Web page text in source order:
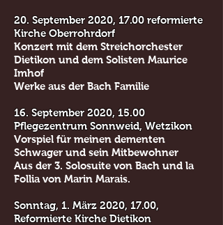
20. September 2020, 17.00 reformierte
Kirche Oberrohrdorf
Konzert mit dem Streichorchester
Dietikon und dem Solisten Maurice
Imhof
Werke aus der Bach Familie
16. September 2020, 15.00
Pflegezentrum Sonnweid, Wetzikon
Vorspiel für meinen dementen
Schwager und sein Mitbewohner
Aus der 3. Solosuite von Bach und la
Follia von Marin Marais.
Sonntag, 1. März 2020, 17.00,
Reformierte Kirche Dietikon